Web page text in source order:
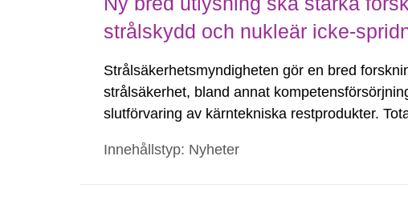
strålskydd och nukleär icke-
Strålsäkerhetsmyndigheten gör en bred
strålsäkerhet, bland annat
slutförvaring av kärntekniska restprodukter.
Innehållstyp: Nyheter